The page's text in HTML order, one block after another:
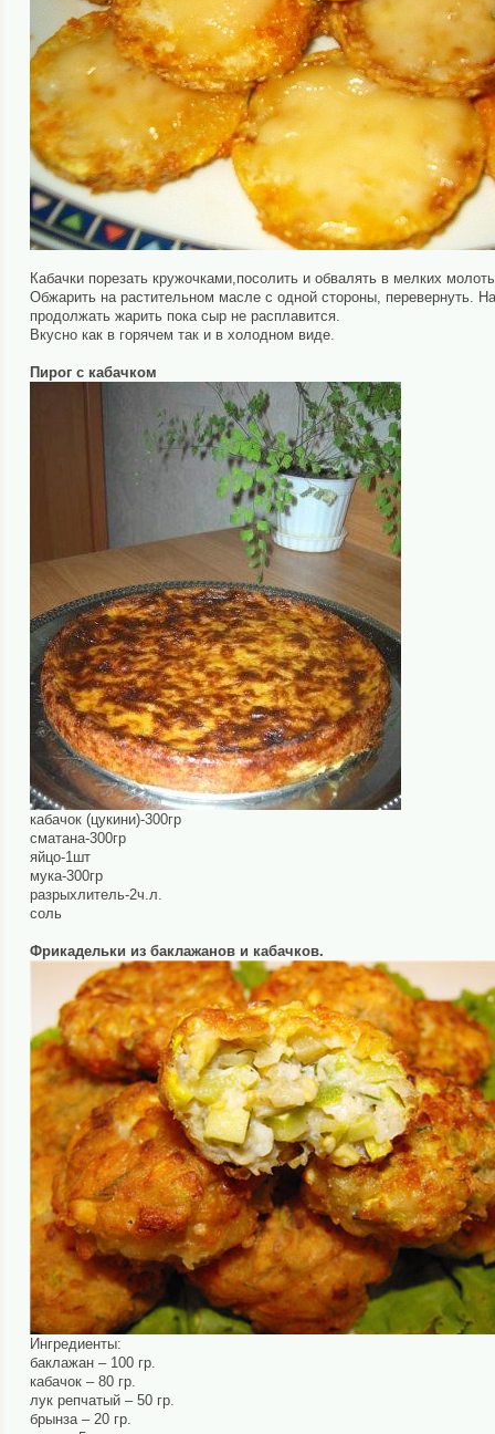
Кабачки порезать кружочками,посолить и обвалять в мелких
Обжарить на растительном масле с одной стороны, перевернуть.
продолжать жарить пока сыр не расплавится.
Вкусно как в горячем так и в холодном виде.
Пирог с кабачком
кабачок (цукини)-300гр
сматана-300гр
яйцо-1шт
мука-300гр
разрыхлитель-2ч.л.
соль
Фрикадельки из баклажанов и кабачков.
Ингредиенты:
баклажан – 100 гр.
кабачок – 80 гр.
лук репчатый – 50 гр.
брынза – 20 гр.